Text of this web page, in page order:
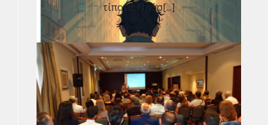
τίποτα; Πρόσ[...]